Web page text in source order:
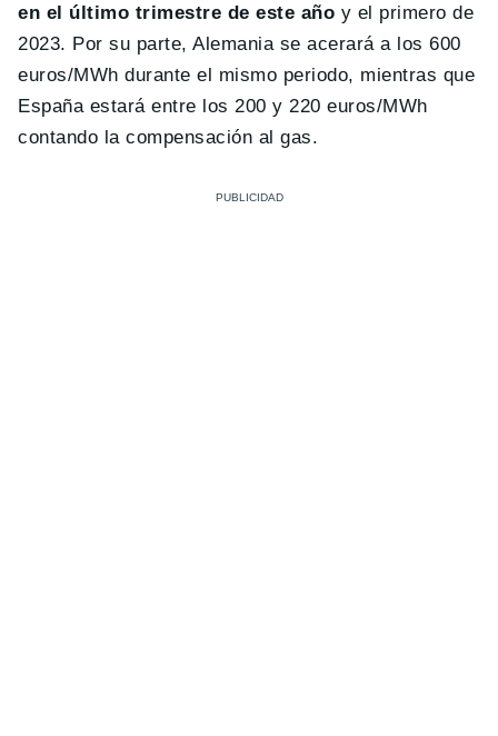
en el último trimestre de este año y el primero de
2023. Por su parte, Alemania se acerará a los 600
euros/MWh durante el mismo periodo, mientras que
España estará entre los 200 y 220 euros/MWh
contando la compensación al gas.